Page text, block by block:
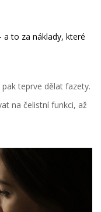
a to za náklady, které
teprve dělat fazety.
na čelistní funkci, až